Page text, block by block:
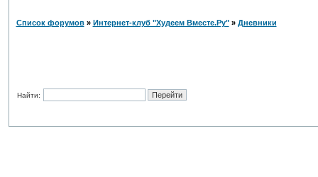
Список форумов» Интернет-клуб "Худеем Вместе.Ру"» Дневники
Найти: